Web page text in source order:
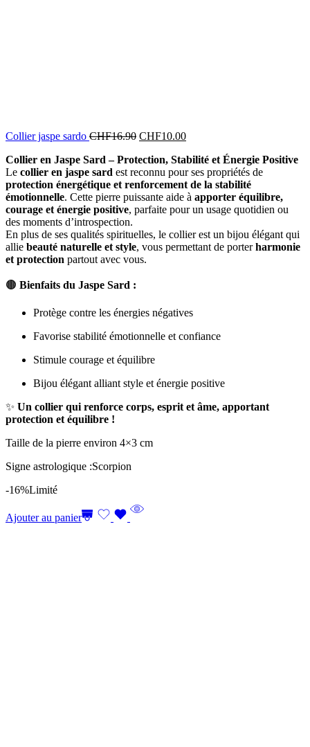
Collier jaspe sardo CHF16.90 CHF10.00
Collier en Jaspe Sard – Protection, Stabilité et Énergie Positive
Le collier en jaspe sard est reconnu pour ses propriétés de
protection énergétique et renforcement de la stabilité
émotionnelle. Cette pierre puissante aide à apporter équilibre,
courage et énergie positive, parfaite pour un usage quotidien ou
des moments d’introspection.
En plus de ses qualités spirituelles, le collier est un bijou élégant qui
allie beauté naturelle et style, vous permettant de porterharmonie
et protection partout avec vous.
🟤 Bienfaits du Jaspe Sard :
Protège contre les énergies négatives
Favorise stabilité émotionnelle et confiance
Stimule courage et équilibre
Bijou élégant alliant style et énergie positive
✨ Un collier qui renforce corps, esprit et âme, apportant
protection et équilibre !
Taille de la pierre environ 4×3 cm
Signe astrologique :Scorpion
-16%Limité
Ajouter au panier